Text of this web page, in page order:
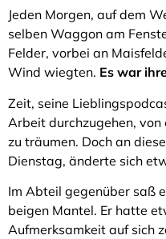
Jeden Morgen, auf dem
selben Waggon am
Felder, vorbei an
Wind wiegten. Es war
Zeit, seine
Arbeit durchzugehen,
zu träumen. Doch an
Dienstag, änderte sich
Im Abteil gegenüber saß
beigen Mantel. Er hatte
Aufmerksamkeit auf sich